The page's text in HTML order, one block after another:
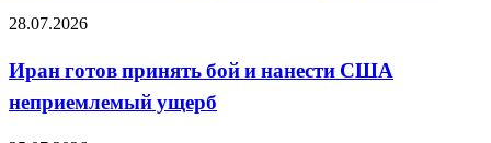
в
Иран
принять
бой
и
28.07.2026
Иран готов принять бой и нанести США
неприемлемый ущерб